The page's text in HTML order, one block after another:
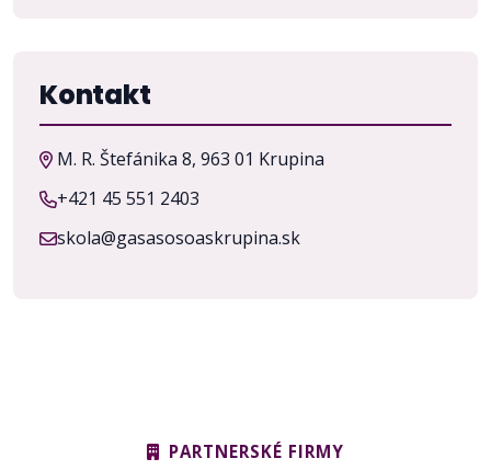
Kontakt
M. R. Štefánika 8, 963 01 Krupina
+421 45 551 2403
skola@gasasosoaskrupina.sk
PARTNERSKÉ FIRMY